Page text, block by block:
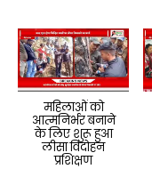
महिलाओं को
आत्मनिर्भर बनाने
के लिए शुरू हुआ
लीसा विदोहन
प्रशिक्षण